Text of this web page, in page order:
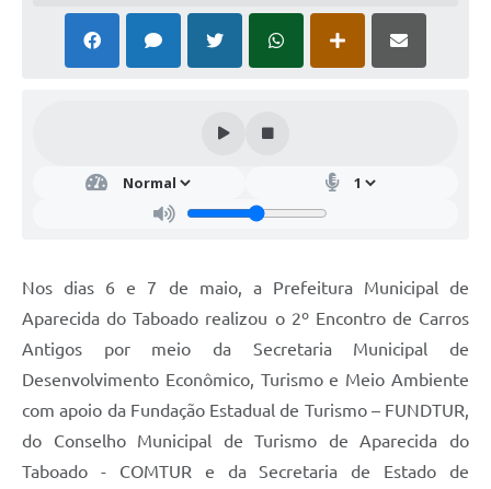
Nos dias 6 e 7 de maio, a Prefeitura Municipal de
Aparecida do Taboado realizou o 2º Encontro de Carros
Antigos por meio da Secretaria Municipal de
Desenvolvimento Econômico, Turismo e Meio Ambiente
com apoio da Fundação Estadual de Turismo – FUNDTUR,
do Conselho Municipal de Turismo de Aparecida do
Taboado - COMTUR e da Secretaria de Estado de